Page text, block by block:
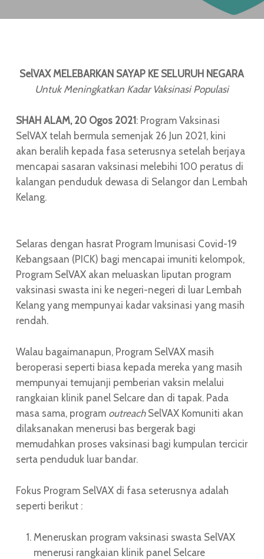
SelVAX MELEBARKAN SAYAP KE SELURUH NEGARA
Untuk Meningkatkan Kadar Vaksinasi Populasi
SHAH ALAM, 20 Ogos 2021 : Program Vaksinasi
SelVAX telah bermula semenjak 26 Jun 2021, kini
akan beralih kepada fasa seterusnya setelah berjaya
mencapai sasaran vaksinasi melebihi 100 peratus di
kalangan penduduk dewasa di Selangor dan Lembah
Kelang.
Selaras dengan hasrat Program Imunisasi Covid-19
Kebangsaan (PICK) bagi mencapai imuniti kelompok,
Program SelVAX akan meluaskan liputan program
vaksinasi swasta ini ke negeri-negeri di luar Lembah
Kelang yang mempunyai kadar vaksinasi yang masih
rendah.
Walau bagaimanapun, Program SelVAX masih
beroperasi seperti biasa kepada mereka yang masih
mempunyai temujanji pemberian vaksin melalui
rangkaian klinik panel Selcare dan di tapak. Pada
masa sama, program outreach SelVAX Komuniti akan
dilaksanakan menerusi bas bergerak bagi
memudahkan proses vaksinasi bagi kumpulan tercicir
serta penduduk luar bandar.
Fokus Program SelVAX di fasa seterusnya adalah
seperti berikut :
Meneruskan program vaksinasi swasta SelVAX
menerusi rangkaian klinik panel Selcare